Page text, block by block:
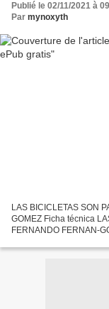
Publié le 02/11/2021 à
Par mynoxyth
LAS BICICLETAS SON
GOMEZ Ficha técnica
FERNANDO FERNAN-
Editorial: S.L.U. ESPASA